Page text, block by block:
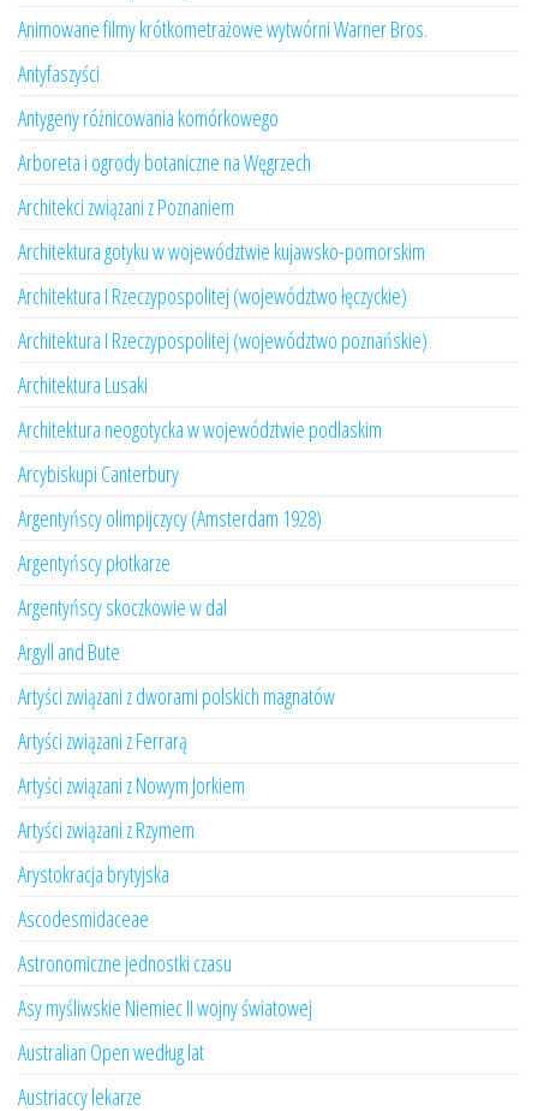
Animowane filmy krótkometrażowe wytwórni Warner Bros.
Antyfaszyści
Antygeny różnicowania komórkowego
Arboreta i ogrody botaniczne na Węgrzech
Architekci związani z Poznaniem
Architektura gotyku w województwie kujawsko-pomorskim
Architektura I Rzeczypospolitej (województwo łęczyckie)
Architektura I Rzeczypospolitej (województwo poznańskie)
Architektura Lusaki
Architektura neogotycka w województwie podlaskim
Arcybiskupi Canterbury
Argentyńscy olimpijczycy (Amsterdam 1928)
Argentyńscy płotkarze
Argentyńscy skoczkowie w dal
Argyll and Bute
Artyści związani z dworami polskich magnatów
Artyści związani z Ferrarą
Artyści związani z Nowym Jorkiem
Artyści związani z Rzymem
Arystokracja brytyjska
Ascodesmidaceae
Astronomiczne jednostki czasu
Asy myśliwskie Niemiec II wojny światowej
Australian Open według lat
Austriaccy lekarze